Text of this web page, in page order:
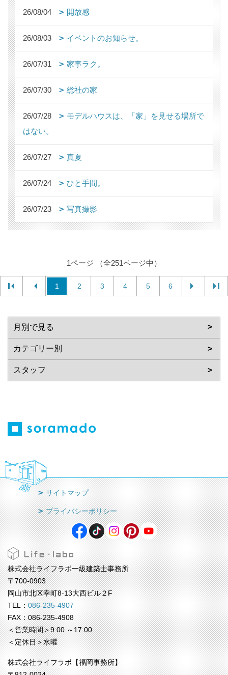
26/08/04 開放感
26/08/03 イベントのお知らせ。
26/07/31 家事ラク。
26/07/30 総社の家
26/07/28
モデルハウスは、「家」を見せる場所で
はない。
26/07/27 真夏
26/07/24 ひと手間。
26/07/23 写真撮影
1ページ （全251ページ中）
1 2 3 4 5 6
サイトマップ
プライバシーポリシー
株式会社ライフラボ一級建築士事務所
〒700-0903
岡山市北区幸町8-13大西ビル２F
TEL：086-235-4907
FAX：086-235-4908
＜営業時間＞9:00 ～17:00
＜定休日＞水曜
株式会社ライフラボ【福岡事務所】